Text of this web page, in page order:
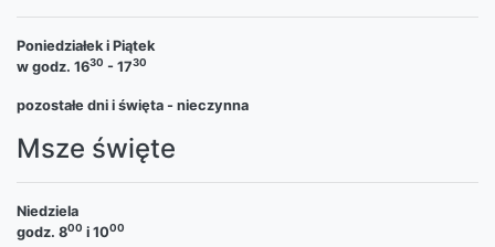
Poniedziałek i Piątek
w godz. 1630 - 1730
pozostałe dni i święta - nieczynna
Msze święte
Niedziela
godz. 800 i 1000